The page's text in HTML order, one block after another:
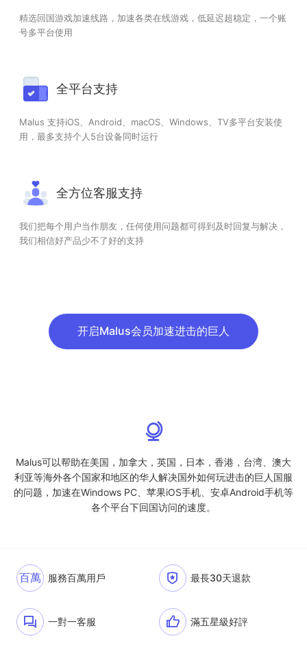
精选回国游戏加速线路，加速各类在线游戏，低延迟超稳定，一个账
号多平台使用
全平台支持
Malus 支持iOS、Android、macOS、Windows、TV多平台安装使
用，最多支持个人5台设备同时运行
全方位客服支持
我们把每个用户当作朋友，任何使用问题都可得到及时回复与解决，
我们相信好产品少不了好的支持
开启Malus会员加速进击的巨人
Malus可以帮助在美国，加拿大，英国，日本，香港，台湾、澳大
利亚等海外各个国家和地区的华人解决国外如何玩进击的巨人国服
的问题，加速在Windows PC、苹果iOS手机、安卓Android手机等
各个平台下回国访问的速度。
百萬 服務百萬用戶 最長30天退款
一對一客服 滿五星級好評